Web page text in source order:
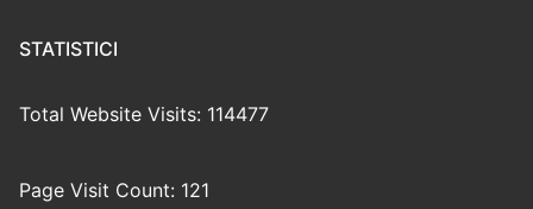
HOME
STATISTICI
Total Website Visits: 114477
Page Visit Count: 121